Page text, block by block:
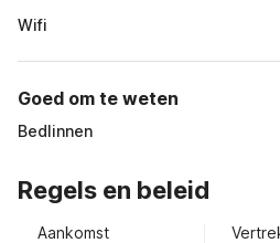
Wifi
Goed om te weten
Bedlinnen
Regels en beleid
Aankomst